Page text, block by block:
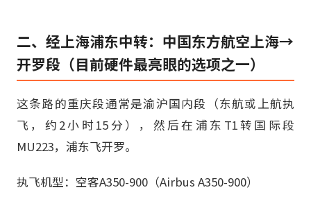
二、经上海浦东中转：中国东方航空上海→
开罗段（目前硬件最亮眼的选项之一）
这条路的重庆段通常是渝沪国内段（东航或上航执
飞，约2小时15分），然后在浦东T1转国际段
MU223，浦东飞开罗。
执飞机型：空客A350-900（Airbus A350-900）